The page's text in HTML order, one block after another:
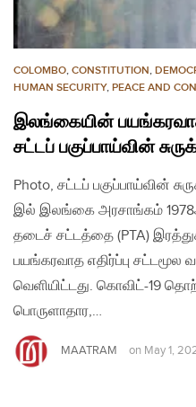
COLOMBO, CONSTITUTION,
HUMAN SECURITY, PEACE AND
இலங்கையின் பயங்கரவாத
சட்டப் பகுப்பாய்வின்
Photo, சட்டப் பகுப்பாய்வின்
இல் இலங்கை அரசாங்கம்
தடைச் சட்டத்தை (PTA)
பயங்கரவாத எதிர்ப்பு
வெளியிட்டது. கொவிட்-19
பொருளாதார,…
MAATRAM on May 1,